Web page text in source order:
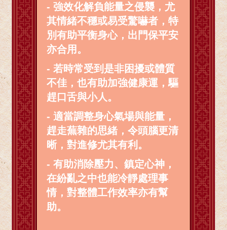
- 強效化解負能量之侵襲，尤
其情緒不穩或易受驚嚇者，特
別有助平衡身心，出門保平安
亦合用。
- 若時常受到是非困擾或體質
不佳，也有助加強健康運，驅
趕口舌與小人。
- 適當調整身心氣場與能量，
趕走蕪雜的思緒，令頭腦更清
晰，對進修尤其有利。
- 有助消除壓力、鎮定心神，
在紛亂之中也能冷靜處理事
情，對整體工作效率亦有幫
助。